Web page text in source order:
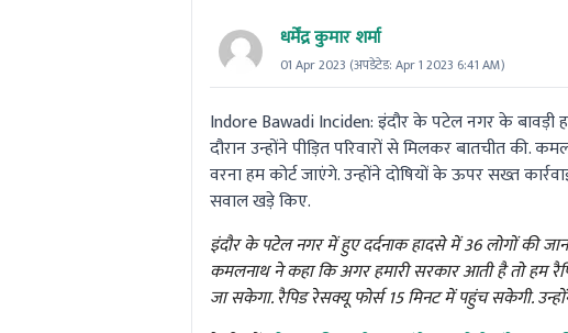
धर्मेंद्र कुमार शर्मा
01 Apr 2023 (अपडेटेड: Apr 1 2023 6:41 AM)
Indore Bawadi Inciden: इंदौर के पटेल नगर के बावड़ी
दौरान उन्होंने पीड़ित परिवारों से मिलकर बातचीत की.
वरना हम कोर्ट जाएंगे. उन्होंने दोषियों के ऊपर सख्त
सवाल खड़े किए.
इंदौर के पटेल नगर में हुए दर्दनाक हादसे में 36 लोगों की
कमलनाथ ने कहा कि अगर हमारी सरकार आती है तो हम
जा सकेगा. रैपिड रेसक्यू फोर्स 15 मिनट में पहुंच सकेगी.